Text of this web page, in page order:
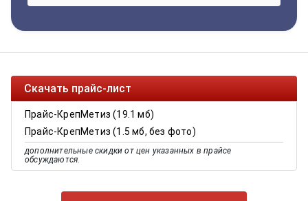
Скачать прайс-лист
Прайс-КрепМетиз (19.1 мб)
Прайс-КрепМетиз (1.5 мб, без фото)
дополнительные скидки от цен указанных в прайсе
обсуждаются.